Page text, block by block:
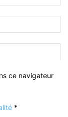
ce navigateur
*